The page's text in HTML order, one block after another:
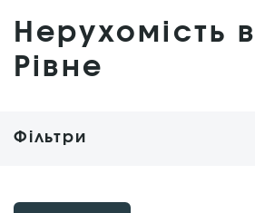
Нерухомість
Рівне
Фільтри